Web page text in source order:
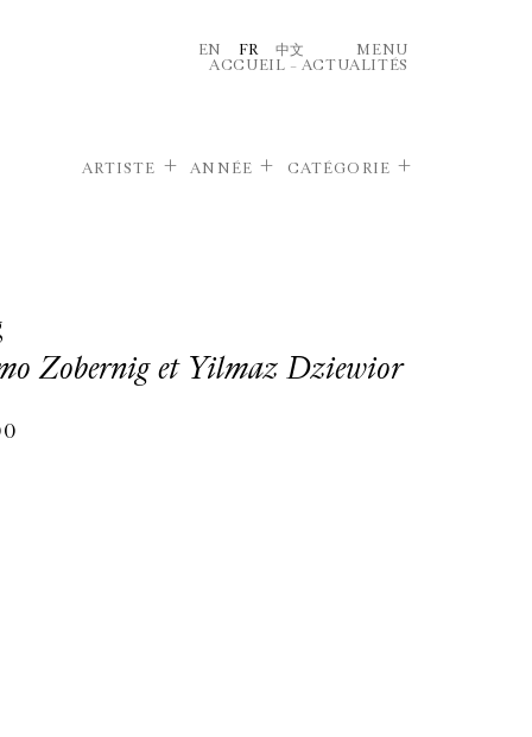
EN FR 中文
MENU
ACCUEIL – ACTUALITÉS
ARTISTE ANNÉE CATÉGORIE
Zobernig et Yilmaz Dziewior